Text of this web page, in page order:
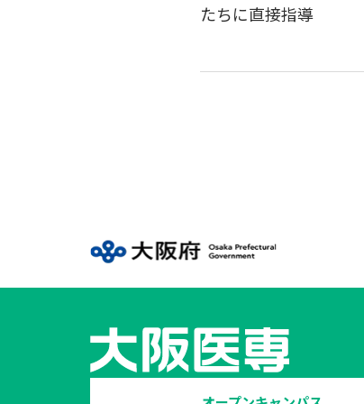
たちに直接指導